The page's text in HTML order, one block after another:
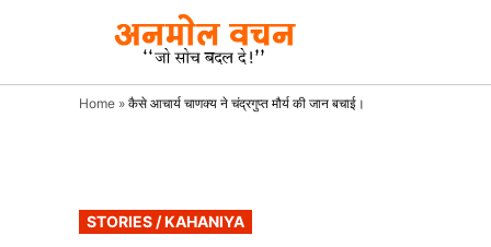
content
– जाे
Home » कैसे आचार्य चाणक्‍य ने चंद्रगुप्‍त मौर्य की जान बचाई।
POSTED
IN
STORIES / KAHANIYA